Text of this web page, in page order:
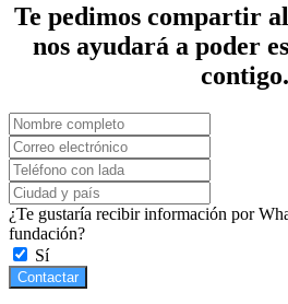
Te pedimos compartir
nos ayudará a poder
contigo.
¿Te gustaría recibir información por
fundación?
Sí
Contactar